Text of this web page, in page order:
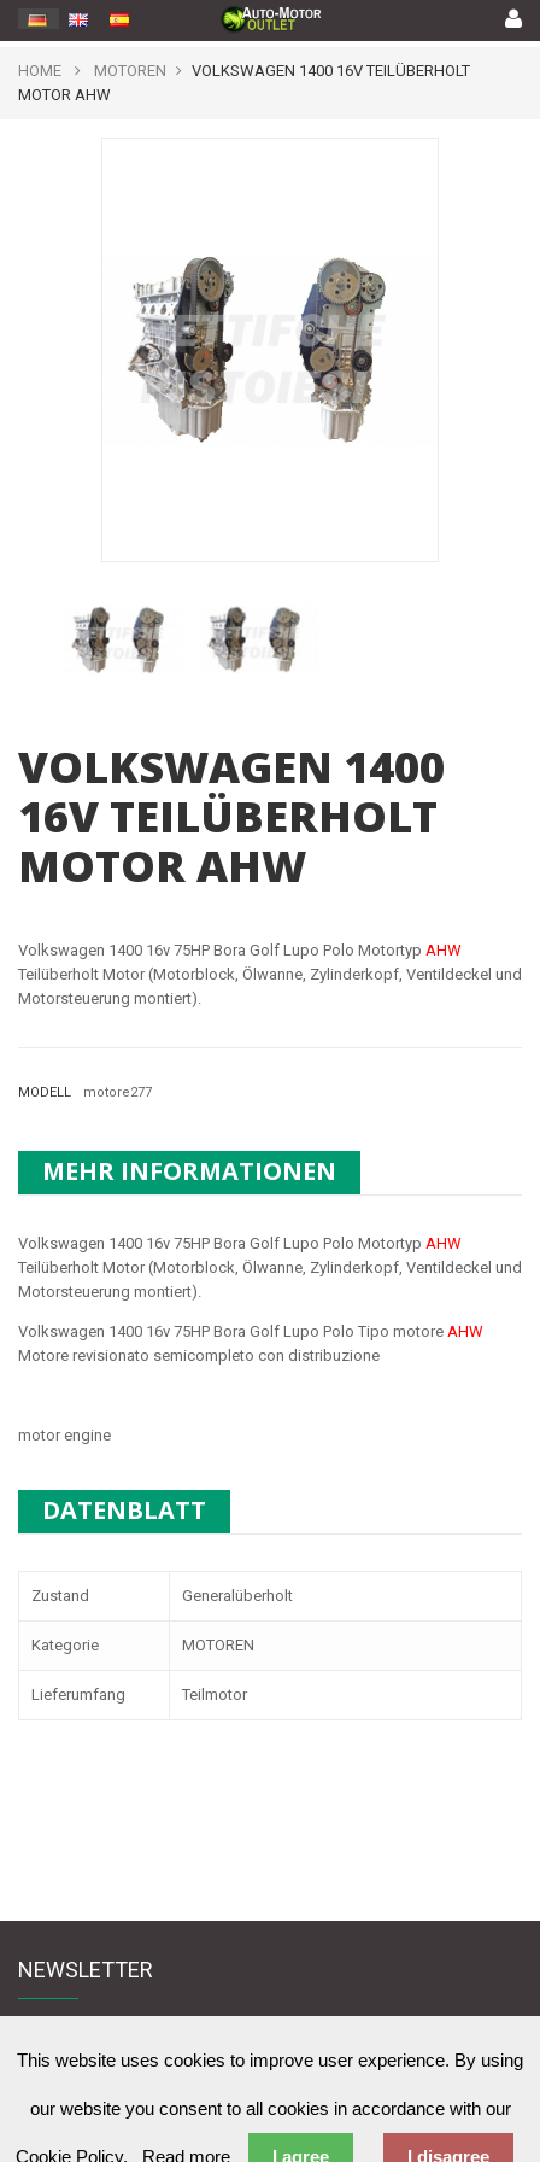
HOME MOTOREN
VOLKSWAGEN 1400 16V TEILÜBERHOLT
MOTOR AHW
VOLKSWAGEN 1400
16V TEILÜBERHOLT
MOTOR AHW
Volkswagen 1400 16v 75HP Bora Golf Lupo Polo Motortyp AHW
Teilüberholt Motor (Motorblock, Ölwanne, Zylinderkopf, Ventildeckel und
Motorsteuerung montiert).
MODELL motore277
MEHR INFORMATIONEN
Volkswagen 1400 16v 75HP Bora Golf Lupo Polo Motortyp AHW
Teilüberholt Motor (Motorblock, Ölwanne, Zylinderkopf, Ventildeckel und
Motorsteuerung montiert).
Volkswagen 1400 16v 75HP Bora Golf Lupo Polo Tipo motore AHW
Motore revisionato semicompleto con distribuzione
motor engine
DATENBLATT
Zustand Generalüberholt
Kategorie MOTOREN
Lieferumfang Teilmotor
NEWSLETTER
This website uses cookies to improve user experience. By using
our website you consent to all cookies in accordance with our
Cookie Policy. Read more I agree I disagree